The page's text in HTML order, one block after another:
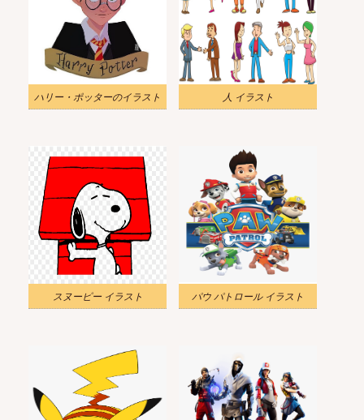
ハリー・ポッターのイラスト 人 イラスト
スヌーピー イラスト パウ パトロール イラスト